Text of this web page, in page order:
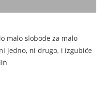
malo slobode za malo
jedno, ni drugo, i izgubiće